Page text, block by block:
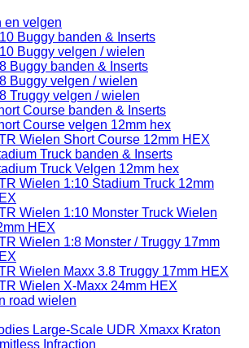
en velgen
Buggy banden & Inserts
Buggy velgen / wielen
Buggy banden & Inserts
Buggy velgen / wielen
Truggy velgen / wielen
Course banden & Inserts
Course velgen 12mm hex
Wielen Short Course 12mm HEX
Truck banden & Inserts
Truck Velgen 12mm hex
Wielen 1:10 Stadium Truck 12mm
Wielen 1:10 Monster Truck Wielen
HEX
Wielen 1:8 Monster / Truggy 17mm
Wielen Maxx 3.8 Truggy 17mm HEX
Wielen X-Maxx 24mm HEX
road wielen
Large-Scale UDR Xmaxx Kraton
Infraction